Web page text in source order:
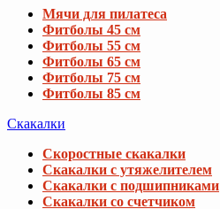
Мячи для пилатеса
Фитболы 45 см
Фитболы 55 см
Фитболы 65 см
Фитболы 75 см
Фитболы 85 см
Скакалки
Скоростные скакалки
Скакалки с утяжелителем
Скакалки с подшипниками
Скакалки со счетчиком